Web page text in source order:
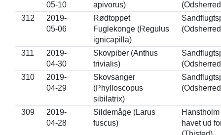
05-10
apivorus)
312
2019-
05-06
Rødtoppet
Fuglekonge (Regulus
ignicapilla)
311
2019-
04-30
Skovpiber (Anthus
trivialis)
310
2019-
04-29
Skovsanger
(Phylloscopus
sibilatrix)
309
2019-
04-28
Sildemåge (Larus
fuscus)
havet ud